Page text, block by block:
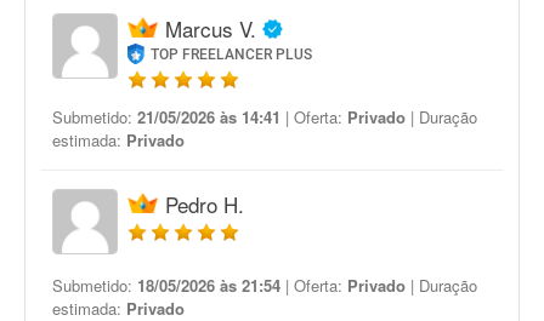
Marcus V.
TOP FREELANCER PLUS
Submetido: 21/05/2026 às 14:41 | Oferta: Privado | Duração
estimada: Privado
Pedro H.
Submetido: 18/05/2026 às 21:54 | Oferta: Privado | Duração
estimada: Privado